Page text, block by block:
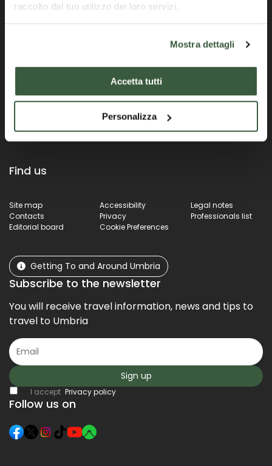
raccolto dal tuo utilizzo dei loro servizi.
Mostra dettagli
Accetta tutti
Personalizza
Official Portal of the Umbria Region
Find us
Site map Accessibility
Legal notes
Contacts
Privacy
Professionals list
Editorial board
Cookie Preferences
Getting To and Around Umbria
Subscribe to the newsletter
You will receive travel information, news and tips to
travel to Umbria
Sign up
I accept Privacy policy
Follow us on